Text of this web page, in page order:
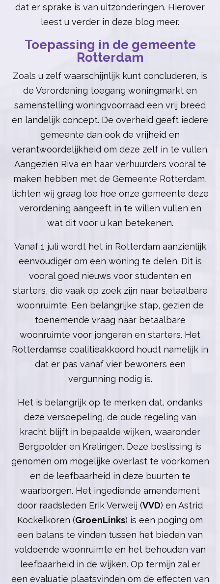
dat er sprake is van uitzonderingen. Hierover
leest u verder in deze blog meer.
Toepassing in de gemeente
Rotterdam
Zoals u zelf waarschijnlijk kunt concluderen, is
de Verordening toegang woningmarkt en
samenstelling woningvoorraad een vrij breed
en landelijk concept. De overheid geeft iedere
gemeente dan ook de vrijheid en
verantwoordelijkheid om deze zelf in te vullen.
Aangezien Riva en haar verhuurders vooral te
maken hebben met de Gemeente Rotterdam,
lichten wij graag toe hoe onze gemeente deze
verordening aangeeft in te willen vullen en
wat dit voor u kan betekenen.
Vanaf 1 juli wordt het in Rotterdam aanzienlijk
eenvoudiger om een woning te delen. Dit is
vooral goed nieuws voor studenten en
starters, die vaak op zoek zijn naar betaalbare
woonruimte. Een belangrijke stap, gezien de
toenemende vraag naar betaalbare
woonruimte voor jongeren en starters. Het
Rotterdamse coalitieakkoord houdt namelijk in
dat er pas vanaf vier bewoners een
vergunning nodig is.
Het is belangrijk op te merken dat, ondanks
deze versoepeling, de oude regeling van
kracht blijft in bepaalde wijken, waaronder
Bergpolder en Kralingen. Deze beslissing is
genomen om mogelijke overlast te voorkomen
en de leefbaarheid in deze buurten te
waarborgen. Het ingediende amendement
door raadsleden Erik Verweij (VVD) en Astrid
Kockelkoren (GroenLinks) is een poging om
een balans te vinden tussen het bieden van
voldoende woonruimte en het behouden van
leefbaarheid in de wijken. Op termijn zal er
een evaluatie plaatsvinden om de effecten van